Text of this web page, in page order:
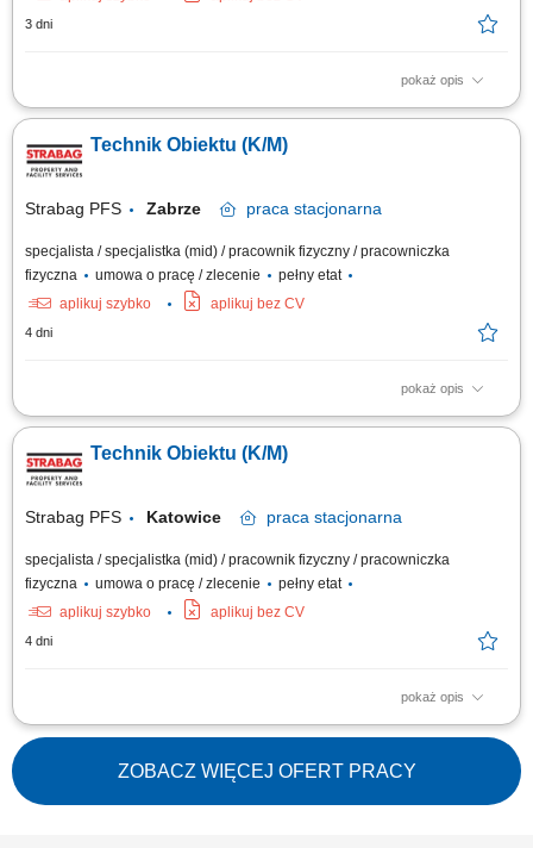
3 dni
pokaż opis
Opis stanowiska Utrzymanie sprawności instalacji budynkowych:
przeglądy oraz konserwacja urządzeń technicznych. Usuwanie awarii i
bieżące reagowanie na zgłoszenia serwisowe. Współpraca z
Technik Obiektu (K/M)
Strabag PFS Zabrze praca stacjonarna
specjalista / specjalistka (mid) / pracownik fizyczny / pracowniczka
fizyczna
umowa o pracę / zlecenie
pełny etat
aplikuj szybko
aplikuj bez CV
4 dni
pokaż opis
Zadania: bieżąca eksploatacja, konserwacja instalacji i urządzeń
klimatyzacyjne, grzewcze, wentylacyjne; monitorowanie pracy
powierzonych urządzeń; usuwanie awarii; współpraca z serwisami
Technik Obiektu (K/M)
Strabag PFS Katowice praca stacjonarna
specjalista / specjalistka (mid) / pracownik fizyczny / pracowniczka
fizyczna
umowa o pracę / zlecenie
pełny etat
aplikuj szybko
aplikuj bez CV
4 dni
pokaż opis
Zadania: bieżąca eksploatacja, konserwacja instalacji i urządzeń
budynkowych: instalacje elektryczne, wodno-kanalizacyjne,
klimatyzacyjne, grzewcze, wentylacyjne; monitorowanie pracy
powierzonych urządzeń; usuwanie awarii; współpraca z serwisami
zewnętrznymi; raportowanie zgodnie z procedurami;
ZOBACZ WIĘCEJ OFERT PRACY